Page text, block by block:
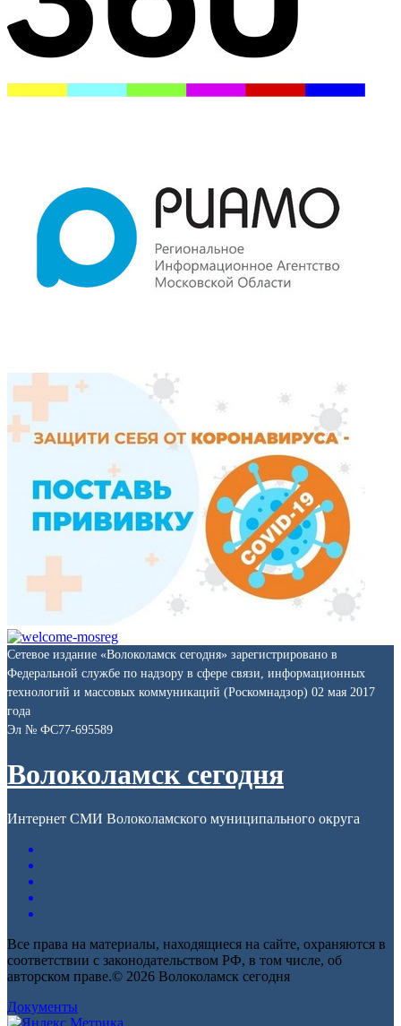
Сетевое издание «Волоколамск сегодня» зарегистрировано в
Федеральной службе по надзору в сфере связи, информационных
технологий и массовых коммуникаций (Роскомнадзор) 02 мая 2017
года
Эл № ФС77-695589
Волоколамск сегодня
Интернет СМИ Волоколамского муниципального округа
Все права на материалы, находящиеся на сайте, охраняются в
соответствии с законодательством РФ, в том числе, об
авторском праве.© 2026 Волоколамск сегодня
Документы